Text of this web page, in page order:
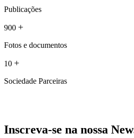
Publicações
900 +
Fotos e documentos
10 +
Sociedade Parceiras
Inscreva-se na nossa